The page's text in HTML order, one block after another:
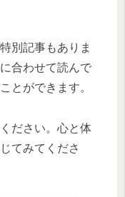
別記事もありま
合わせて読んで
とができます。
ださい。心と体
てみてくださ